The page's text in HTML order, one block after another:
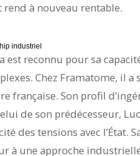
rend à nouveau rentable.
industriel
est reconnu pour sa
Chez Framatome, il a
française. Son profil
de son prédécesseur,
des tensions avec l’État.
à une approche